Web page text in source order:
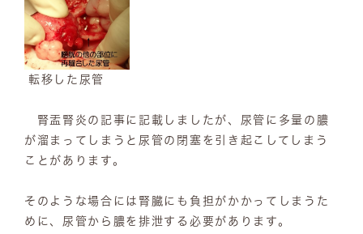
転移した尿管
腎盂腎炎の記事に記載しましたが、尿管に多量の膿
が溜まってしまうと尿管の閉塞を引き起こしてしまう
ことがあります。
そのような場合には腎臓にも負担がかかってしまうた
めに、尿管から膿を排泄する必要があります。